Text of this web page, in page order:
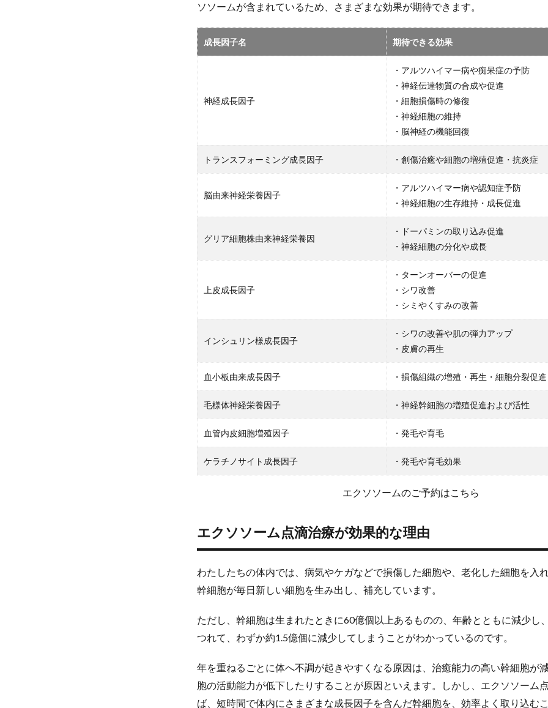
ソソームが含まれているため、さまざまな効果が期待できます。
成長因子名 期待できる効果
神経成長因子
・アルツハイマー病や痴呆症の予防
・神経伝達物質の合成や促進
・細胞損傷時の修復
・神経細胞の維持
・脳神経の機能回復
トランスフォーミング成長因子 ・創傷治癒や細胞の増殖促進・抗炎症
脳由来神経栄養因子
・アルツハイマー病や認知症予防
・神経細胞の生存維持・成長促進
グリア細胞株由来神経栄養因
・ドーパミンの取り込み促進
・神経細胞の分化や成長
上皮成長因子
・ターンオーバーの促進
・シワ改善
・シミやくすみの改善
インシュリン様成長因子
・シワの改善や肌の弾力アップ
・皮膚の再生
血小板由来成長因子 ・損傷組織の増殖・再生・細胞分裂促進
毛様体神経栄養因子 ・神経幹細胞の増殖促進および活性
血管内皮細胞増殖因子 ・発毛や育毛
ケラチノサイト成長因子 ・発毛や育毛効果
エクソソームのご予約はこちら
エクソソーム点滴治療が効果的な理由
わたしたちの体内では、病気やケガなどで損傷した細胞や、老化した細胞を入れ
幹細胞が毎日新しい細胞を生み出し、補充しています。
ただし、幹細胞は生まれたときに60億個以上あるものの、年齢とともに減少し
つれて、わずか約1.5億個に減少してしまうことがわかっているのです。
年を重ねるごとに体へ不調が起きやすくなる原因は、治癒能力の高い幹細胞が
胞の活動能力が低下したりすることが原因といえます。しかし、エクソソーム
ば、短時間で体内にさまざまな成長因子を含んだ幹細胞を、効率よく取り込むこ